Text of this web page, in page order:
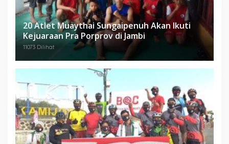
20 Atlet Muaythai Sungaipenuh Akan Ikuti
Kejuaraan Pra Porprov di Jambi
11073 Dilihat